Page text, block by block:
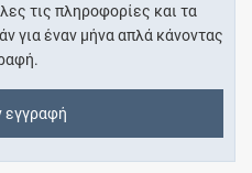
τις πληροφορίες και τα
για έναν μήνα απλά κάνοντας